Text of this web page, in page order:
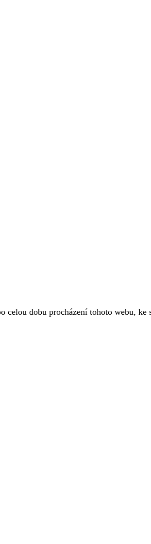
celou dobu procházení tohoto webu,